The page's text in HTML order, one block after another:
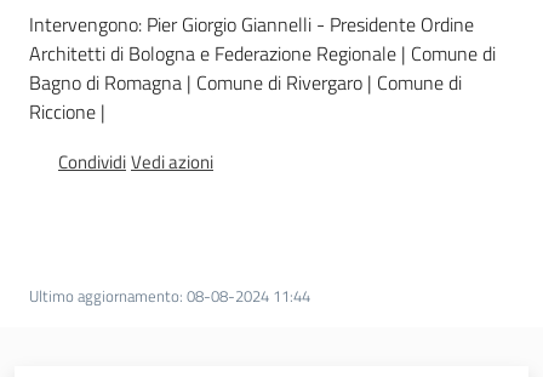
Territorio
Argomenti
Leggi Atti Bandi
Intervengono: Pier Giorgio Giannelli - Presidente Ordine
Architetti di Bologna e Federazione Regionale | Comune di
Bagno di Romagna | Comune di Rivergaro | Comune di
Riccione |
CondividiVedi azioni
Ultimo aggiornamento: 08-08-2024 11:44